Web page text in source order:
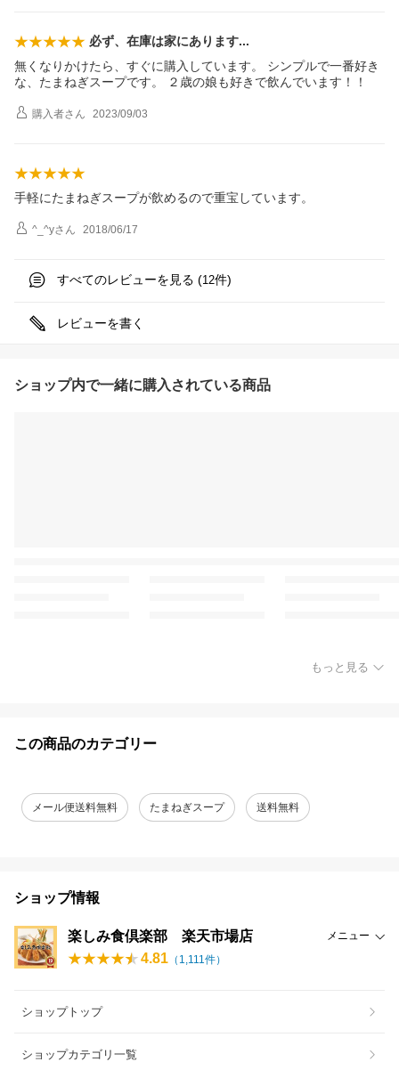
必ず、在庫は家にあります
無くなりかけたら、すぐに購入しています。 シンプルで一番好き
な、たまねぎスープです。 ２歳の娘も好きで飲んでいます！！
購入者さん 2023/09/03
手軽にたまねぎスープが飲めるので重宝しています。
^_^yさん 2018/06/17
すべてのレビューを見る (12件)
レビューを書く
ショップ内で一緒に購入されている商品
もっと見る
この商品のカテゴリー
メール便送料無料 たまねぎスープ 送料無料
ショップ情報
楽しみ食倶楽部 楽天市場店 メニュー
4.81 （ 1,111件）
ショップトップ
ショップカテゴリ一覧